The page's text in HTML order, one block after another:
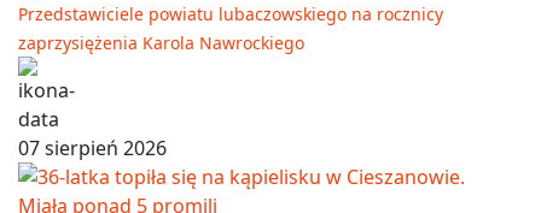
Przedstawiciele powiatu lubaczowskiego na rocznicy
zaprzysiężenia Karola Nawrockiego
07 sierpień 2026